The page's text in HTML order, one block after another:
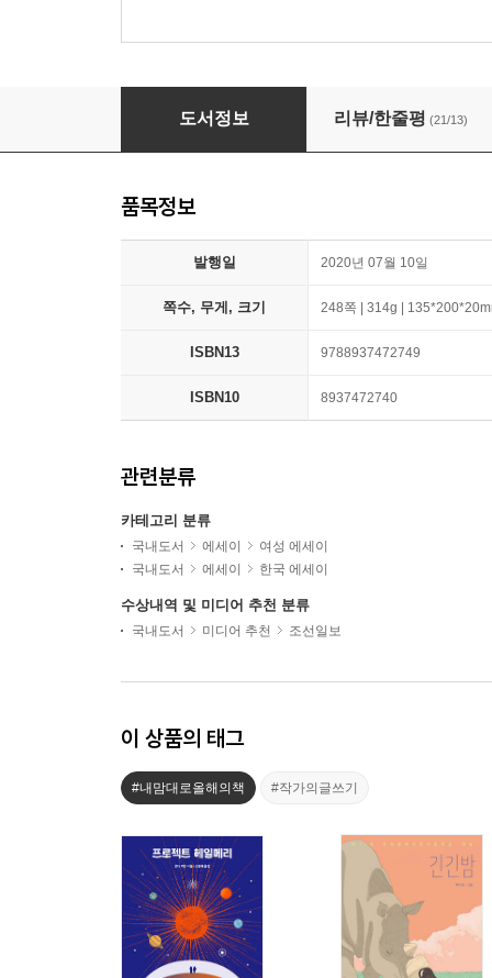
심심과 열심
도서정보 리뷰/한줄평 (21/13)
품목정보
발행일 2020년 07월 10일
쪽수, 무게, 크기 248쪽 | 314g |
ISBN13 9788937472749
ISBN10 8937472740
관련분류
카테고리 분류
국내도서 에세이
여성 에세이
국내도서
에세이 한국 에세이
수상내역 및 미디어 추천 분류
국내도서 미디어 추천 조선일보
이 상품의 태그
#내맘대로올해의책 #작가의글쓰기